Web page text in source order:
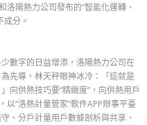
洛陽熱力公司發布的“智能化運轉、
分。
字的日益增添，洛陽熱力公司在
先導，林天秤眼神冰冷：「這就是
向供熱技巧要“精緻度”，向供熱用戶
以“洛熱計量管家”軟件APP辦事平臺
、分戶計量用戶數據剖析與共享、